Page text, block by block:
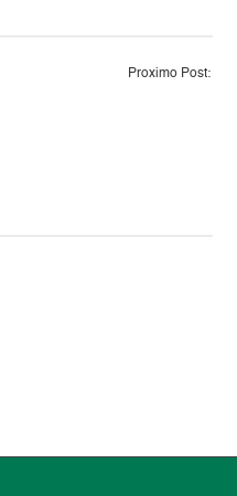
Proximo Post: